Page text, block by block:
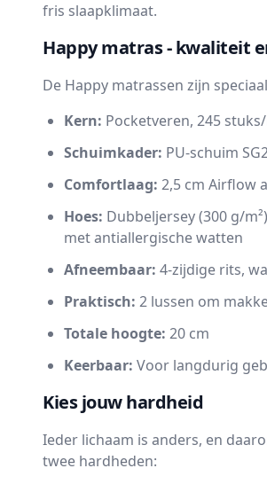
fris slaapklimaat.
Happy matras - kwaliteit
De Happy matrassen zijn
Kern: Pocketveren, 245
Schuimkader: PU-schuim
Comfortlaag: 2,5 cm Airflow
Hoes: Dubbeljersey (300 g/
met antiallergische watten
Afneembaar: 4-zijdige rits,
Praktisch: 2 lussen om
Totale hoogte: 20 cm
Keerbaar: Voor langdurig
Kies jouw hardheid
Ieder lichaam is anders, en
twee hardheden: